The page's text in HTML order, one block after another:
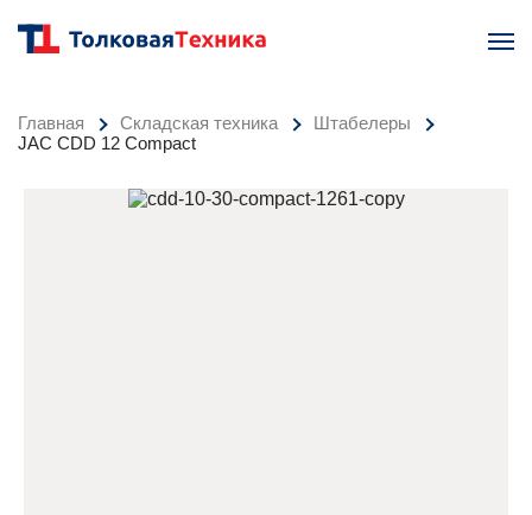
Главная Складская техника
Штабелеры
JAC CDD 12 Compact